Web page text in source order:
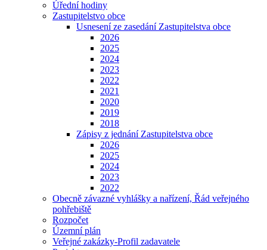
Úřední hodiny
Zastupitelstvo obce
Usnesení ze zasedání Zastupitelstva obce
2026
2025
2024
2023
2022
2021
2020
2019
2018
Zápisy z jednání Zastupitelstva obce
2026
2025
2024
2023
2022
Obecně závazné vyhlášky a nařízení, Řád veřejného
pohřebiště
Rozpočet
Územní plán
Veřejné zakázky-Profil zadavatele